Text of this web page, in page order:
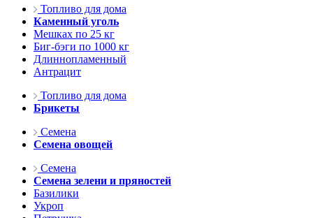
Топливо для дома
Каменный уголь
Мешках по 25 кг
Биг-бэги по 1000 кг
Длиннопламенный
Антрацит
Топливо для дома
Брикеты
Семена
Семена овощей
Семена
Семена зелени и пряностей
Базилики
Укроп